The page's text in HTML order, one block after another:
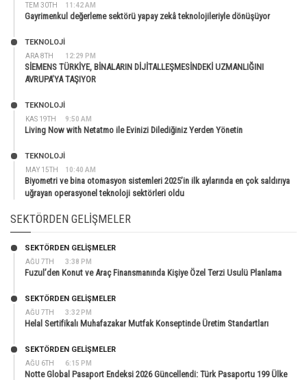
TEM 30TH 11:42 AM
Gayrimenkul değerleme sektörü yapay zekâ teknolojileriyle dönüşüyor
ARA 8TH 12:29 PM
TEKNOLOJİ
SİEMENS TÜRKİYE, BİNALARIN DİJİTALLEŞMESİNDEKİ UZMANLIĞINI
AVRUPA’YA TAŞIYOR
KAS 19TH 9:50 AM
TEKNOLOJİ
Living Now with Netatmo ile Evinizi Dilediğiniz Yerden Yönetin
MAY 15TH 10:40 AM
TEKNOLOJİ
Biyometri ve bina otomasyon sistemleri 2025’in ilk aylarında en çok saldırıya
uğrayan operasyonel teknoloji sektörleri oldu
SEKTÖRDEN GELIŞMELER
AĞU 7TH 3:38 PM
SEKTÖRDEN GELIŞMELER
Fuzul’den Konut ve Araç Finansmanında Kişiye Özel Terzi Usulü Planlama
AĞU 7TH 3:32 PM
SEKTÖRDEN GELIŞMELER
Helal Sertifikalı Muhafazakar Mutfak Konseptinde Üretim Standartları
AĞU 6TH 6:15 PM
SEKTÖRDEN GELIŞMELER
Notte Global Pasaport Endeksi 2026 Güncellendi: Türk Pasaportu 199 Ülke